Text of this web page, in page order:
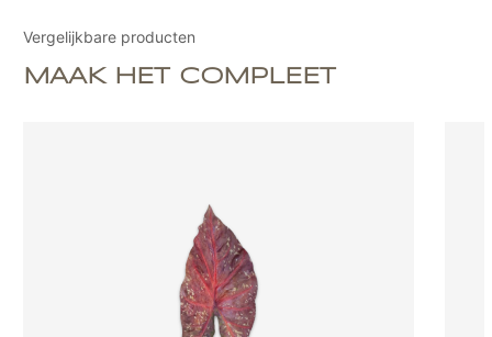
Vergelijkbare producten
MAAK HET COMPLEET